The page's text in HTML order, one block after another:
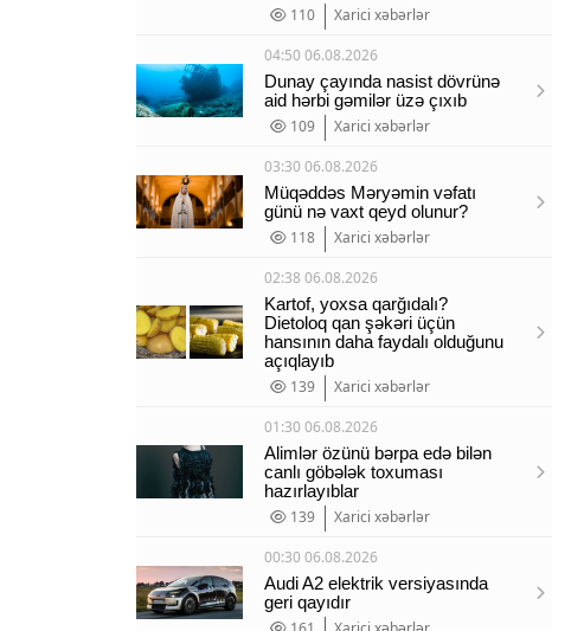
110
Xarici xəbərlər
04:50 06.08.2026
Dunay çayında nasist dövrünə
aid hərbi gəmilər üzə çıxıb
109
Xarici xəbərlər
03:30 06.08.2026
Müqəddəs Məryəmin vəfatı
günü nə vaxt qeyd olunur?
118
Xarici xəbərlər
02:38 06.08.2026
Kartof, yoxsa qarğıdalı?
Dietoloq qan şəkəri üçün
hansının daha faydalı olduğunu
açıqlayıb
139
Xarici xəbərlər
01:30 06.08.2026
Alimlər özünü bərpa edə bilən
canlı göbələk toxuması
hazırlayıblar
139
Xarici xəbərlər
00:30 06.08.2026
Audi A2 elektrik versiyasında
geri qayıdır